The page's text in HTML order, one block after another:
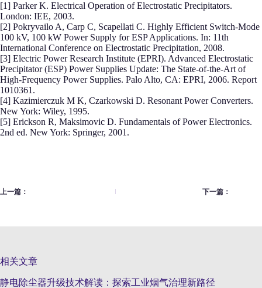
[1] Parker K. Electrical Operation of Electrostatic Precipitators.
London: IEE, 2003.
[2] Pokryvailo A, Carp C, Scapellati C. Highly Efficient Switch-Mode
100 kV, 100 kW Power Supply for ESP Applications. In: 11th
International Conference on Electrostatic Precipitation, 2008.
[3] Electric Power Research Institute (EPRI). Advanced Electrostatic
Precipitator (ESP) Power Supplies Update: The State-of-the-Art of
High-Frequency Power Supplies. Palo Alto, CA: EPRI, 2006. Report
1010361.
[4] Kazimierczuk M K, Czarkowski D. Resonant Power Converters.
New York: Wiley, 1995.
[5] Erickson R, Maksimovic D. Fundamentals of Power Electronics.
2nd ed. New York: Springer, 2001.
上一篇： 下一篇：
相关文章
静电除尘器升级技术解读：探索工业烟气治理新路径